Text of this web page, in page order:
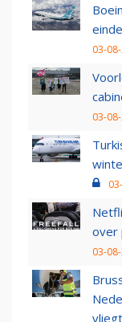
03-
03-
over
03-